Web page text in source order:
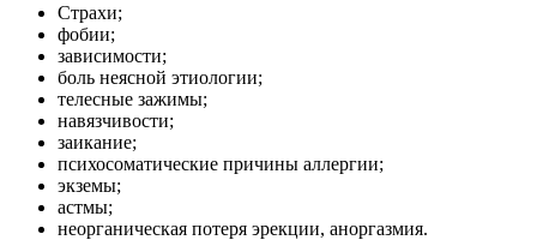
Страхи;
фобии;
зависимости;
боль неясной этиологии;
телесные зажимы;
навязчивости;
заикание;
психосоматические причины аллергии;
экземы;
астмы;
неорганическая потеря эрекции, аноргазмия.